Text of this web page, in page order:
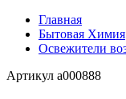
Главная
Бытовая Химия
Освежители
Артикул a000888